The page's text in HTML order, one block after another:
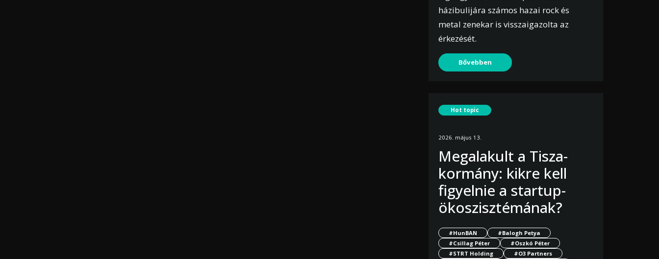
házibulijára számos hazai rock és
metal zenekar is visszaigazolta az
érkezését.
Bővebben
Hot topic
2026. május 13.
Megalakult a Tisza-
kormány: kikre kell
figyelnie a startup-
ökoszisztémának?
#HunBAN
#Balogh Petya
#Csillag Péter
#Oszkó Péter
#STRT Holding
#O3 Partners